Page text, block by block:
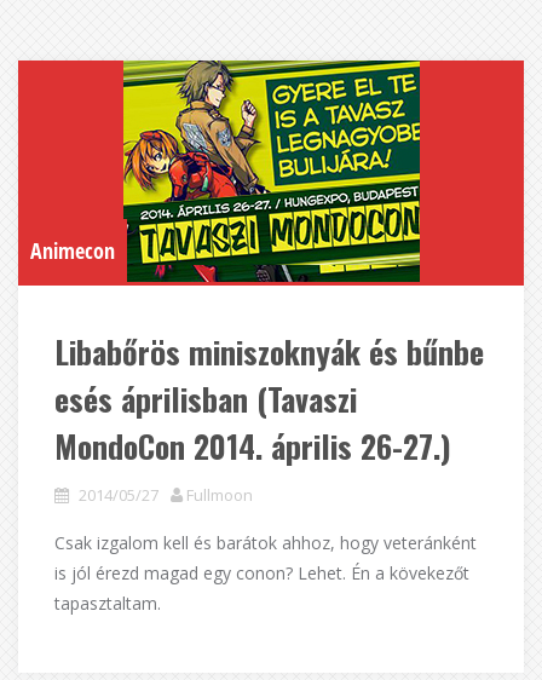
Animecon
Libabőrös miniszoknyák és bűnbe
esés áprilisban (Tavaszi
MondoCon 2014. április 26-27.)
2014/05/27 Fullmoon
Csak izgalom kell és barátok ahhoz, hogy veteránként
is jól érezd magad egy conon? Lehet. Én a kövekezőt
tapasztaltam.